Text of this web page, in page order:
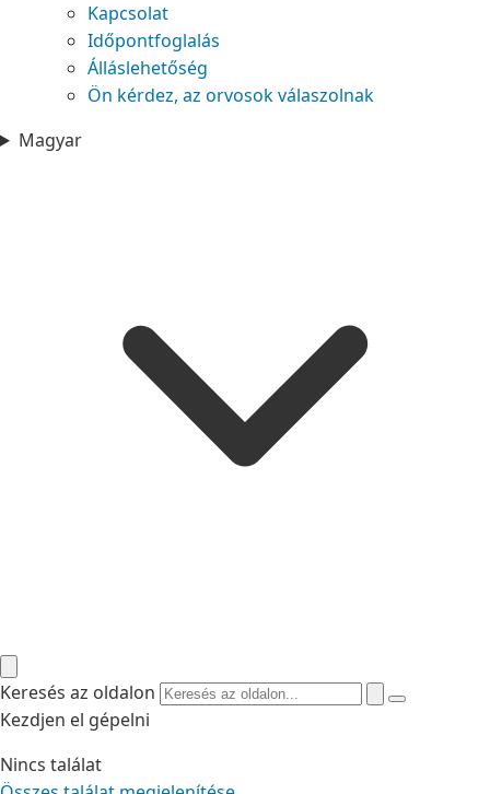
Kapcsolat
Időpontfoglalás
Álláslehetőség
Ön kérdez, az orvosok válaszolnak
Magyar
Keresés az oldalon
Kezdjen el gépelni
Nincs találat